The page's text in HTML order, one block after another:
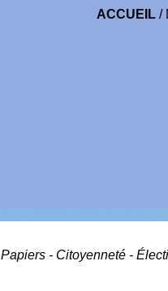
ACCUEIL/
Papiers - Citoyenneté -